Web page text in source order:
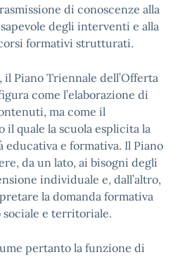
di conoscenze alla
degli interventi e alla
formativi strutturati.
Piano Triennale dell’Offerta
come l’elaborazione di
ma come il
il quale la scuola esplicita la
e formativa. Il Piano
da un lato, ai bisogni degli
individuale e, dall’altro,
la domanda formativa
sociale e territoriale.
pertanto la funzione di